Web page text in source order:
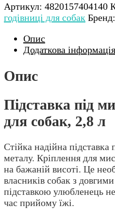
Артикул: 4820157404140
годівниці для собак Бренд:
Опис
Додаткова інформація
Опис
Підставка під
для собак, 2,8 л
Стійка надійна підставка
металу. Кріплення для
на бажаній висоті. Це
власників собак з
підставкою улюбленець
час прийому їжі.